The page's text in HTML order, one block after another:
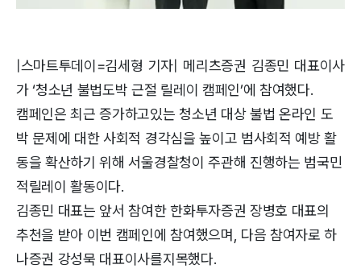
|스마트투데이=김세형 기자| 메리츠증권 김종민 대표이사
가 ‘청소년 불법도박 근절 릴레이 캠페인’에 참여했다.
캠페인은 최근 증가하고있는 청소년 대상 불법 온라인 도
박 문제에 대한 사회적 경각심을 높이고 범사회적 예방 활
동을 확산하기 위해 서울경찰청이 주관해 진행하는 범국민
적릴레이 활동이다.
김종민 대표는 앞서 참여한 한화투자증권 장병호 대표의
추천을 받아 이번 캠페인에 참여했으며, 다음 참여자로 하
나증권 강성묵 대표이사를지목했다.